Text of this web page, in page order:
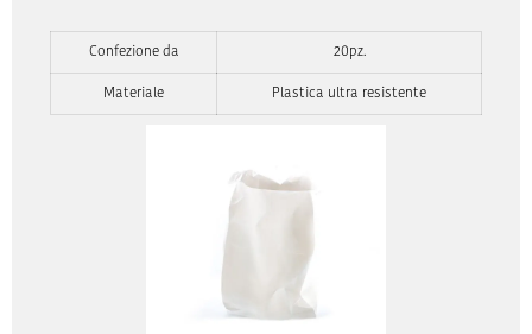
Confezione da 20pz.
Materiale Plastica ultra resistente